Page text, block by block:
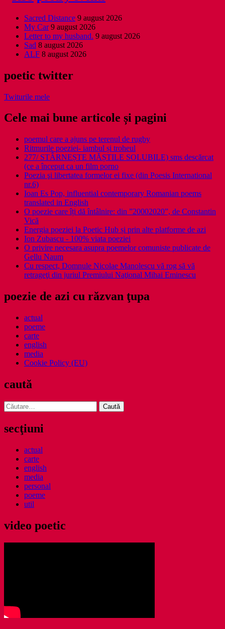
Sacred Distance 9 august 2026
My Car 9 august 2026
Letter to my husband. 9 august 2026
Sad 8 august 2026
ALF 8 august 2026
poetic twitter
Twiturile mele
Cele mai bune articole și pagini
poemul care a ajuns pe terenul de rugby
Ritmurile poeziei- iambul și troheul
277/ STÂRNEȘTE MĂȘTILE SOLUBILE) sms descărcat
(ce a început ca un film porno
Poezia şi libertatea formelor ei fixe (din Poesis International
nr.6)
Ioan Es Pop, influential contemporary Romanian poems
translated in English
O poezie care îți dă întâlnire: din ”20002020”, de Constantin
Vică
Energia poeziei la Poetic Hub și prin alte platforme de azi
Ion Zubascu - 100% viata poeziei
O privire necesara asupra poemelor comuniste publicate de
Gellu Naum
Cu respect, Domnule Nicolae Manolescu vă rog să vă
retrageţi din juriul Premiului Naţional Mihai Eminescu
poezie de azi cu răzvan ţupa
actual
poeme
carte
english
media
Cookie Policy (EU)
caută
Caută
după:
secţiuni
actual
carte
english
media
personal
poeme
util
video poetic